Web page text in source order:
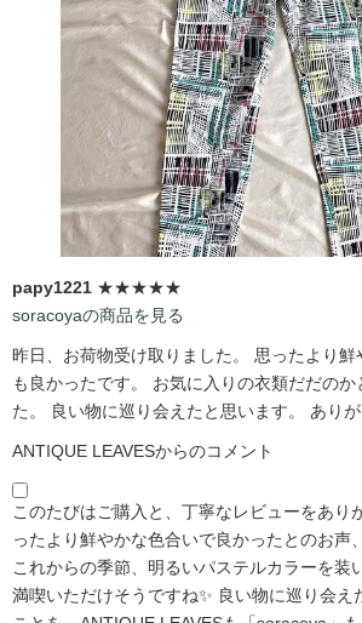
papy1221 ★★★★★
soracoyaの商品を見る
昨日、お荷物受け取りました。 思ったより鮮
も良かったです。 お気に入りの衣類だだのか
た。 良い物に巡り会えたと思います。 ありが
ANTIQUE LEAVESからのコメント
このたびはご購入と、丁寧なレビューをあ
ったより鮮やかな色合いで良かったとのお声
これからの季節、明るいパステルカラーを装
満喫いただけそうですね✨ 良い物に巡り会え